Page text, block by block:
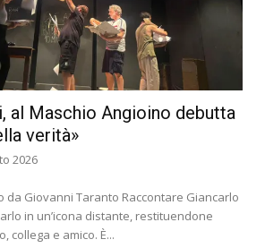
al Maschio Angioino debutta
verità»
2026
da Giovanni Taranto Raccontare Giancarlo
in un’icona distante, restituendone
collega e amico. È...